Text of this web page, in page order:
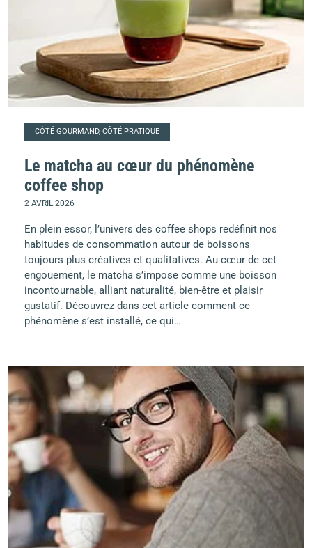
CÔTÉ GOURMAND, CÔTÉ PRATIQUE
Le matcha au cœur du phénomène
coffee shop
2 AVRIL 2026
En plein essor, l’univers des coffee shops redéfinit nos
habitudes de consommation autour de boissons
toujours plus créatives et qualitatives. Au cœur de cet
engouement, le matcha s’impose comme une boisson
incontournable, alliant naturalité, bien-être et plaisir
gustatif. Découvrez dans cet article comment ce
phénomène s’est installé, ce qui…